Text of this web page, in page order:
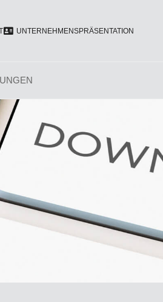
UNTERNEHMENSPRÄSENTATION